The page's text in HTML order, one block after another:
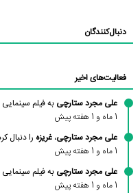
دنبال‌کنندگان
فعالیت‌های اخیر
علی مجرد ستارچی به فیلم سینمایی
1 ماه و 1 هفته پیش
علی مجرد ستارچی، غریزه را دنبال
1 ماه و 1 هفته پیش
علی مجرد ستارچی به فیلم سینمایی
1 ماه و 1 هفته پیش